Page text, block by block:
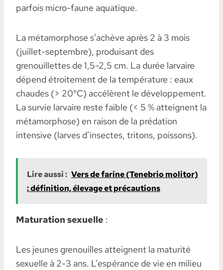
parfois micro-faune aquatique.
La métamorphose s’achève après 2 à 3 mois
(juillet-septembre), produisant des
grenouillettes de 1,5-2,5 cm. La durée larvaire
dépend étroitement de la température : eaux
chaudes (> 20°C) accélèrent le développement.
La survie larvaire reste faible (< 5 % atteignent la
métamorphose) en raison de la prédation
intensive (larves d’insectes, tritons, poissons).
Lire aussi : Vers de farine (Tenebrio molitor)
: définition, élevage et précautions
Maturation sexuelle :
Les jeunes grenouilles atteignent la maturité
sexuelle à 2-3 ans. L’espérance de vie en milieu